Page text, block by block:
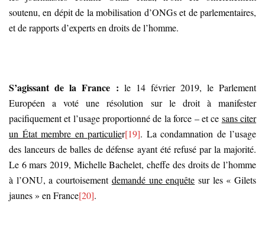
soutenu, en dépit de la mobilisation d’ONGs et de parlementaires,
et de rapports d’experts en droits de l’homme.
S’agissant de la France : le 14 février 2019, le Parlement
Européen a voté une résolution sur le droit à manifester
pacifiquement et l’usage proportionné de la force – et ce sans citer
un État membre en particulier[19]. La condamnation de l’usage
des lanceurs de balles de défense ayant été refusé par la majorité.
Le 6 mars 2019, Michelle Bachelet, cheffe des droits de l’homme
à l’ONU, a courtoisement demandé une enquête sur les « Gilets
jaunes » en France[20].